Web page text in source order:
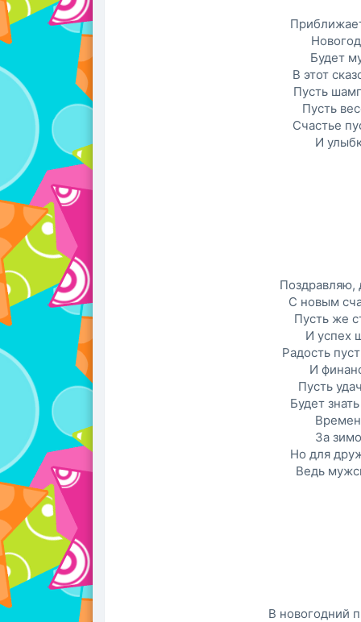
Будет
В этот
Пусть
Пусть
Счастье
И
Поздравляю,
С новым
Пусть же
И успех
Радость
И
Пусть
Будет
За
Но для
Ведь
В новогодний